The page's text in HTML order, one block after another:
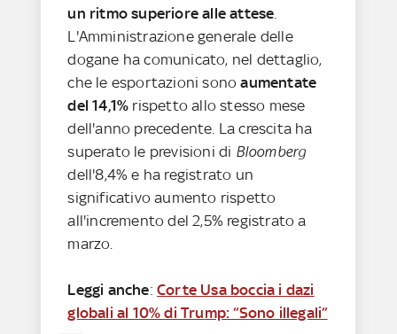
un ritmo superiore alle attese
L'Amministrazione generale delle
dogane ha comunicato, nel dettaglio,
che le esportazioni sonoaumentate
del 14,1% rispetto allo stesso mese
dell'anno precedente. La crescita ha
superato le previsioni di Bloomberg
dell'8,4% e ha registrato un
significativo aumento rispetto
all'incremento del 2,5% registrato a
marzo.
Leggi anche:Corte Usa boccia i dazi
globali al 10% di Trump: “Sono illegali”